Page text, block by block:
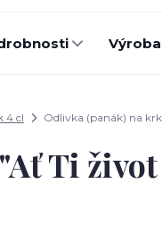
4 cl Odlivka (panák) na
Ti